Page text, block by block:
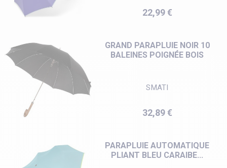
Prix
22,99 €
GRAND PARAPLUIE NOIR 10
BALEINES POIGNÉE BOIS
SMATI
Prix
32,89 €
PARAPLUIE AUTOMATIQUE
PLIANT BLEU CARAIBE...